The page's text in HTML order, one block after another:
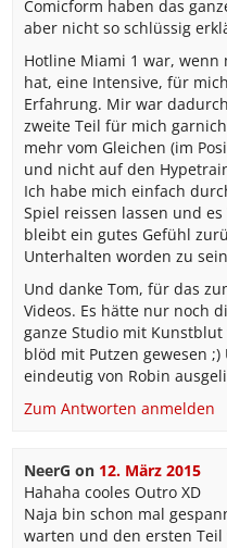
Comicform haben das
aber nicht so schlüssig
Hotline Miami 1 war, wenn
hat, eine Intensive, für
Erfahrung. Mir war
zweite Teil für mich
mehr vom Gleichen (im
und nicht auf den
Ich habe mich einfach
Spiel reissen lassen und
bleibt ein gutes Gefühl
Unterhalten worden zu
Und danke Tom, für das
Videos. Es hätte nur noch
ganze Studio mit
blöd mit Putzen gewesen
eindeutig von Robin
Zum Antworten anmelden
NeerG on 12. März 2015
Hahaha cooles Outro XD
Naja bin schon mal
warten und den ersten